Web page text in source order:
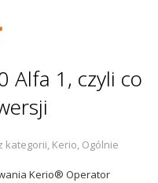
Alfa 1, czyli co
kategorii, Kerio, Ogólnie
Kerio® Operator